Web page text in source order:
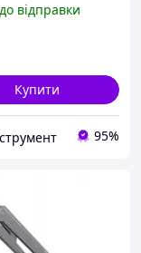
відправки
Купити
95%